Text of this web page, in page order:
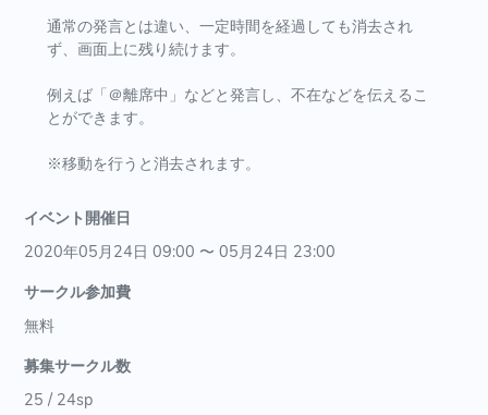
通常の発言とは違い、一定時間を経過しても消去され
ず、画面上に残り続けます。
例えば「＠離席中」などと発言し、不在などを伝えるこ
とができます。
※移動を行うと消去されます。
イベント開催日
2020年05月24日 09:00 〜 05月24日 23:00
サークル参加費
無料
募集サークル数
25 / 24sp